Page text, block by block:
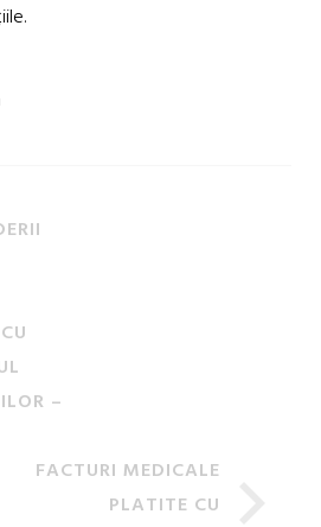
–
FACTURI MEDICALE
PLATITE CU